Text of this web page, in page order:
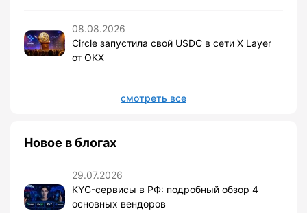
08.08.2026
Circle запустила свой USDC в сети X Layer
от OKX
смотреть все
Новое в блогах
29.07.2026
KYC-сервисы в РФ: подробный обзор 4
основных вендоров